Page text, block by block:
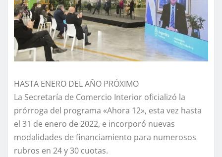
HASTA ENERO DEL AÑO PRÓXIMO
La Secretaría de Comercio Interior oficializó la
prórroga del programa «Ahora 12», esta vez hasta
el 31 de enero de 2022, e incorporó nuevas
modalidades de financiamiento para numerosos
rubros en 24 y 30 cuotas.